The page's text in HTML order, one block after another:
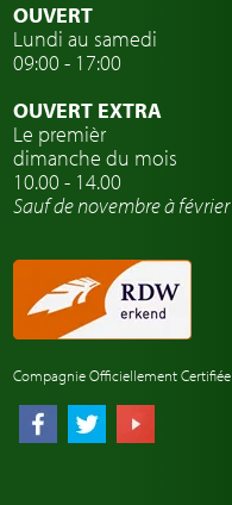
OUVERT
Lundi au samedi
09:00 - 17:00
OUVERT EXTRA
Le premièr
dimanche du mois
10.00 - 14.00
Sauf de novembre à février
Compagnie Officiellement Certifiée